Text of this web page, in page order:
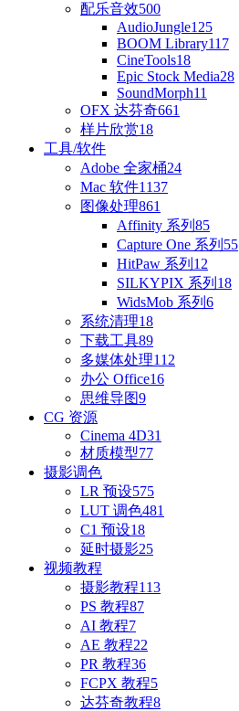
配乐音效500
AudioJungle125
BOOM Library117
CineTools18
Epic Stock Media28
SoundMorph11
OFX 达芬奇661
样片欣赏18
工具/软件
Adobe 全家桶24
Mac 软件1137
图像处理861
Affinity 系列 85
Capture One 系列 55
HitPaw 系列 12
SILKYPIX 系列 18
WidsMob 系列 6
系统清理18
下载工具89
多媒体处理112
办公 Office16
思维导图9
CG 资源
Cinema 4D31
材质模型77
摄影调色
LR 预设575
LUT 调色481
C1 预设18
延时摄影25
视频教程
摄影教程113
PS 教程87
AI 教程7
AE 教程22
PR 教程36
FCPX 教程5
达芬奇教程8